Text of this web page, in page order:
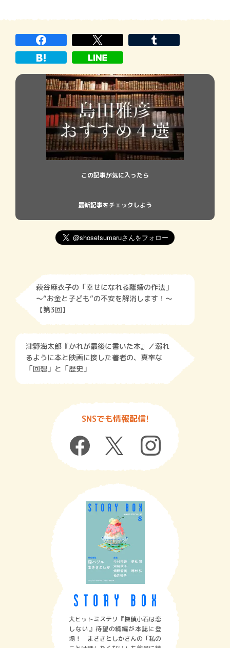
この記事が気に入ったら
最新記事をチェックしよう
萩谷麻衣子の「幸せになれる離婚の作法」
～“お金と子ども”の不安を解消します！～
【第3回】
津野海太郎『かれが最後に書いた本』／溺れ
るように本と映画に接した著者の、真率な
「回想」と「歴史」
SNSでも情報配信!
大ヒットミステリ『探偵小石は恋
しない』待望の続編が本誌に登
場！ まさきとしかさんの「私の